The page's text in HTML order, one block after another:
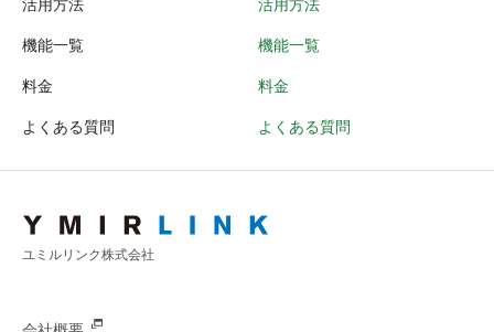
活用方法
機能一覧
料金
よくある質問
活用方法
機能一覧
料金
よくある質問
ユミルリンク株式会社